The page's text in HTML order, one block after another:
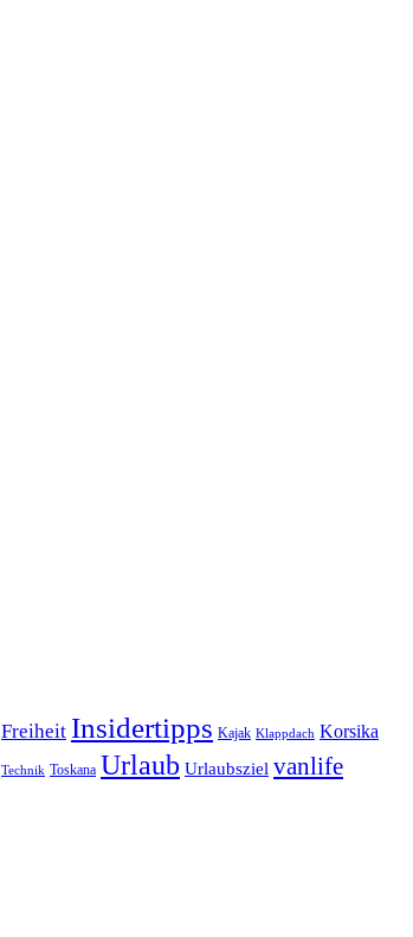
Freiheit Insidertipps Kajak Klappdach Korsika
Technik Toskana Urlaub Urlaubsziel vanlife